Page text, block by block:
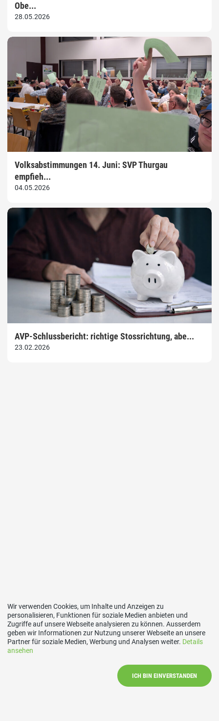
Obe...
28.05.2026
Volksabstimmungen 14. Juni: SVP Thurgau
empfieh...
04.05.2026
AVP-Schlussbericht: richtige Stossrichtung, abe...
23.02.2026
Quicklinks
Wir verwenden Cookies, um Inhalte und Anzeigen zu
personalisieren, Funktionen für soziale Medien anbieten und
Zugriffe auf unsere Webseite analysieren zu können. Ausserdem
geben wir Informationen zur Nutzung unserer Webseite an unsere
Partner für soziale Medien, Werbung und Analysen weiter. Details
ansehen
ICH BIN EINVERSTANDEN